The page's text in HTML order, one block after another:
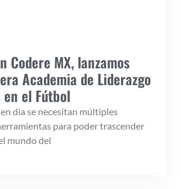
Codere MX, lanzamos
Academia de Liderazgo
el Fútbol
día se necesitan múltiples
para poder trascender
mundo del